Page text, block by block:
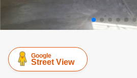
Google
Street View